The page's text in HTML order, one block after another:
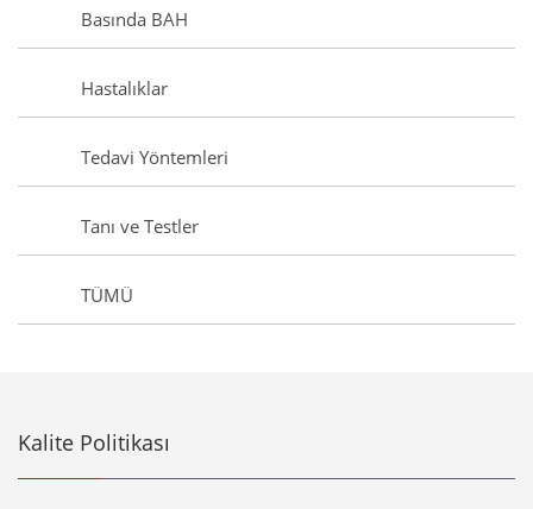
Basında BAH
Hastalıklar
Tedavi Yöntemleri
Tanı ve Testler
TÜMÜ
Kalite Politikası